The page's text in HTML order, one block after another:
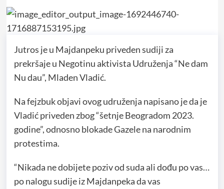
Jutros je u Majdanpeku priveden sudiji za
prekršaje u Negotinu aktivista Udruženja “Ne dam
Nu dau”, Mladen Vladić.
Na fejzbuk objavi ovog udruženja napisano je da je
Vladić priveden zbog “šetnje Beogradom 2023.
godine”, odnosno blokade Gazele na narodnim
protestima.
“Nikada ne dobijete poziv od suda ali dođu po vas…
po nalogu sudije iz Majdanpeka da vas